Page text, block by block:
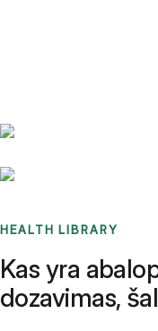
HEALTH LIBRARY
Kas yra
dozavimas,